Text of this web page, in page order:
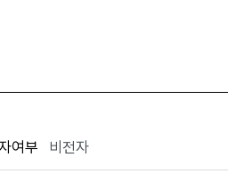
여부 비전자